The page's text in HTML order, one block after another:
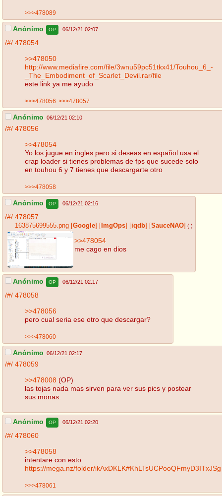
>>>478089
Anónimo OP 06/12/21 02:07
/#/ 478054
>>478050
http://www.mediafire.com/file/3wnu59pc51tkx41/Touhou_6_-
_The_Embodiment_of_Scarlet_Devil.rar/file
este link ya me ayudo
>>>478056 >>>478057
Anónimo 06/12/21 02:10
/#/ 478056
>>478054
Yo los jugue en ingles pero si deseas en español usa el
crap loader si tienes problemas de fps que sucede solo
en touhou 6 y 7 tienes que descargarte otro
>>>478058
Anónimo OP 06/12/21 02:16
/#/ 478057
163875699555.png Google ImgOps iqdb SauceNAO ( )
>>478054
me cago en dios
Anónimo OP 06/12/21 02:17
/#/ 478058
>>478056
pero cual seria ese otro que descargar?
>>>478060
Anónimo 06/12/21 02:17
/#/ 478059
>>478008 (OP)
las tojas nada mas sirven para ver sus pics y postear
sus monas.
Anónimo OP 06/12/21 02:20
/#/ 478060
>>478058
intentare con esto
https://mega.nz/folder/ikAxDKLK#KhLTsUCPooQFmyD3ITxJSg
>>>478061